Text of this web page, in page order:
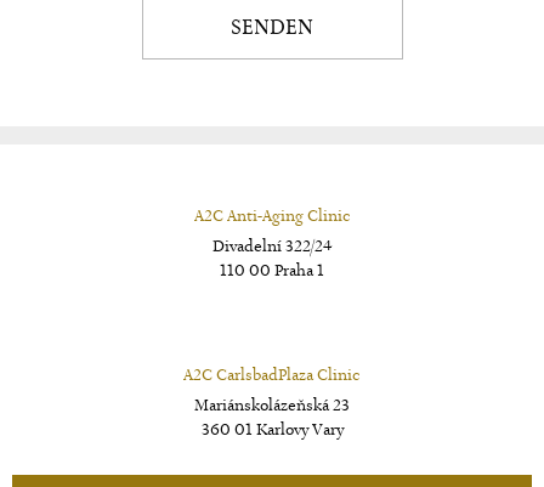
SENDEN
A2C Anti-Aging Clinic
Divadelní 322/24
110 00 Praha 1
A2C CarlsbadPlaza Clinic
Mariánskolázeňská 23
360 01 Karlovy Vary